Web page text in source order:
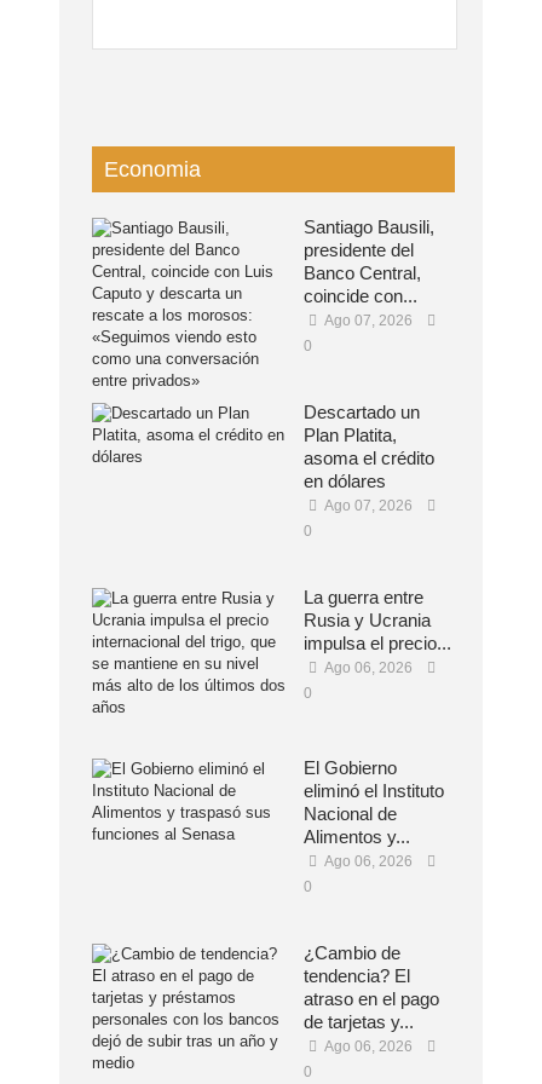
Economia
Santiago Bausili,
presidente del
Banco Central,
coincide con...
Ago 07, 2026
0
Descartado un
Plan Platita,
asoma el crédito
en dólares
Ago 07, 2026
0
La guerra entre
Rusia y Ucrania
impulsa el precio...
Ago 06, 2026
0
El Gobierno
eliminó el Instituto
Nacional de
Alimentos y...
Ago 06, 2026
0
¿Cambio de
tendencia? El
atraso en el pago
de tarjetas y...
Ago 06, 2026
0